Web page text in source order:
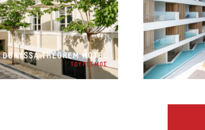
DORYSSA THEOREM HOTEL
ΤΟΥΡΙΣΜΟΣ